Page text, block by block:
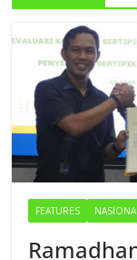
FEATURES